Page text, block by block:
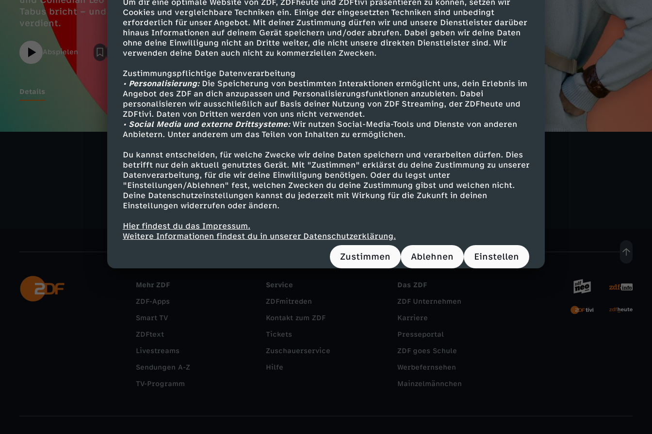
Um dir eine optimale Website von ZDF, ZDFheute und ZDFtivi präsentieren zu können, setzen wir
Cookies und vergleichbare Techniken ein. Einige der eingesetzten Techniken sind unbedingt
erforderlich für unser Angebot. Mit deiner Zustimmung dürfen wir und unsere Dienstleister darüber
hinaus Informationen auf deinem Gerät speichern und/oder abrufen. Dabei geben wir deine Daten
ohne deine Einwilligung nicht an Dritte weiter, die nicht unsere direkten Dienstleister sind. Wir
verwenden deine Daten auch nicht zu kommerziellen Zwecken.
Zustimmungspflichtige Datenverarbeitung
• Personalisierung:Die Speicherung von bestimmten Interaktionen ermöglicht uns, dein Erlebnis im
Angebot des ZDF an dich anzupassen und Personalisierungsfunktionen anzubieten. Dabei
personalisieren wir ausschließlich auf Basis deiner Nutzung von ZDF Streaming, der ZDFheute und
ZDFtivi. Daten von Dritten werden von uns nicht verwendet.
• Social Media und externe Drittsysteme:Wir nutzen Social-Media-Tools und Dienste von anderen
Anbietern. Unter anderem um das Teilen von Inhalten zu ermöglichen.
Du kannst entscheiden, für welche Zwecke wir deine Daten speichern und verarbeiten dürfen. Dies
betrifft nur dein aktuell genutztes Gerät. Mit "Zustimmen" erklärst du deine Zustimmung zu unserer
Datenverarbeitung, für die wir deine Einwilligung benötigen. Oder du legst unter
"Einstellungen/Ablehnen" fest, welchen Zwecken du deine Zustimmung gibst und welchen nicht.
Deine Datenschutzeinstellungen kannst du jederzeit mit Wirkung für die Zukunft in deinen
Einstellungen widerrufen oder ändern.
Hier findest du das Impressum.
Weitere Informationen findest du in unserer Datenschutzerklärung.
Zustimmen Ablehnen Einstellen
Tabus bricht – und warum dieses Thema endlich mehr Aufmerksamkeit
verdient.
Abspielen
Details
Ähnliche Inhalte entdecken
Gesundheit Dokumentation hintergründig
Body out of Control
NANO
Mehr ZDF
ZDF-Apps
Smart TV
ZDFtext
Livestreams
Sendungen A-Z
TV-Programm
Service
ZDFmitreden
Kontakt zum ZDF
Tickets
Zuschauerservice
Hilfe
Das ZDF
ZDF Unternehmen
Karriere
Presseportal
ZDF goes Schule
Werbefernsehen
Mainzelmännchen